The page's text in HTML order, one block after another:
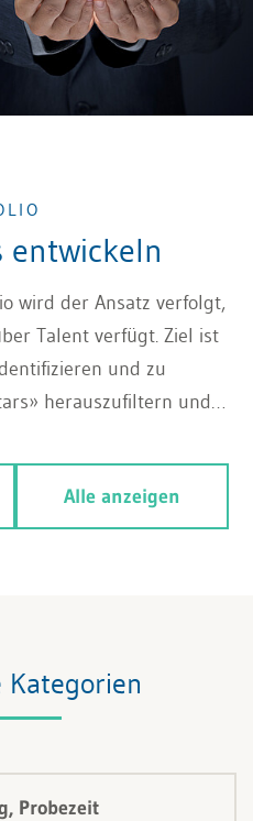
entwickeln
wird der Ansatz verfolgt,
Talent verfügt. Ziel ist
und zu
herauszufiltern und
Alle anzeigen
Probezeit